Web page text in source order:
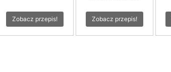
Zobacz przepis! Zobacz przepis!